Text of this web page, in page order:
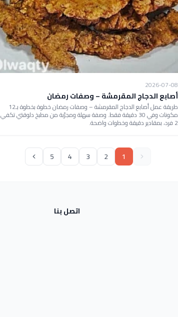
2026-07-08
أصابع الدجاج المقرمشة – وصفات رمضان
طريقة عمل أصابع الدجاج المقرمشة – وصفات رمضان خطوة بخطوة بـ12
مكونات وفي 30 دقيقة فقط. وصفة سهلة ومجرّبة من مطبخ دلوقتي تكفي
2 فرد، بمقادير دقيقة وخطوات واضحة.
1
2
3
4
5
اتصل بنا